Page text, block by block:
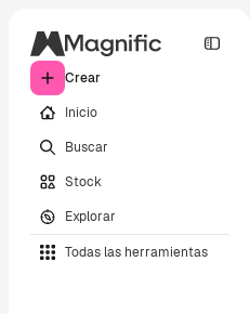
Crear
Inicio
Buscar
Stock
Explorar
Todas las herramientas